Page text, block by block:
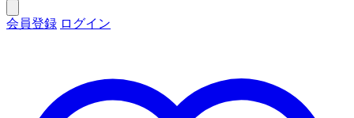
会員登録 ログイン